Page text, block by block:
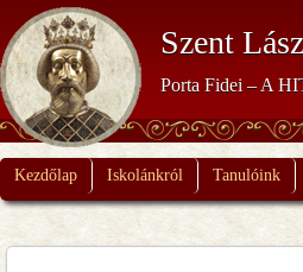
Szent
Porta Fidei – A
Kezdőlap Iskolánkról Tanulóink